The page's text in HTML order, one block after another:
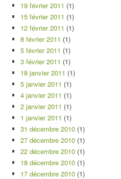
19 février 2011 (1)
15 février 2011 (1)
12 février 2011 (1)
8 février 2011 (1)
5 février 2011 (1)
3 février 2011 (1)
18 janvier 2011 (1)
5 janvier 2011 (1)
4 janvier 2011 (1)
2 janvier 2011 (1)
1 janvier 2011 (1)
31 décembre 2010 (1)
27 décembre 2010 (1)
22 décembre 2010 (1)
18 décembre 2010 (1)
17 décembre 2010 (1)